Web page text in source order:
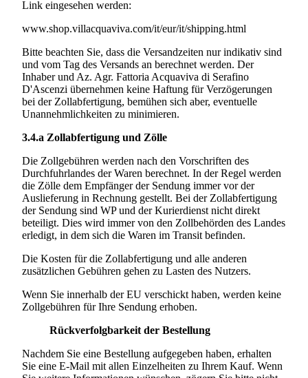
Link eingesehen werden:
www.shop.villacquaviva.com/it/eur/it/shipping.html
Bitte beachten Sie, dass die Versandzeiten nur indikativ sind
und vom Tag des Versands an berechnet werden. Der
Inhaber und Az. Agr. Fattoria Acquaviva di Serafino
D'Ascenzi übernehmen keine Haftung für Verzögerungen
bei der Zollabfertigung, bemühen sich aber, eventuelle
Unannehmlichkeiten zu minimieren.
3.4.a Zollabfertigung und Zölle
Die Zollgebühren werden nach den Vorschriften des
Durchfuhrlandes der Waren berechnet. In der Regel werden
die Zölle dem Empfänger der Sendung immer vor der
Auslieferung in Rechnung gestellt. Bei der Zollabfertigung
der Sendung sind WP und der Kurierdienst nicht direkt
beteiligt. Dies wird immer von den Zollbehörden des Landes
erledigt, in dem sich die Waren im Transit befinden.
Die Kosten für die Zollabfertigung und alle anderen
zusätzlichen Gebühren gehen zu Lasten des Nutzers.
Wenn Sie innerhalb der EU verschickt haben, werden keine
Zollgebühren für Ihre Sendung erhoben.
Rückverfolgbarkeit der Bestellung
Nachdem Sie eine Bestellung aufgegeben haben, erhalten
Sie eine E-Mail mit allen Einzelheiten zu Ihrem Kauf. Wenn